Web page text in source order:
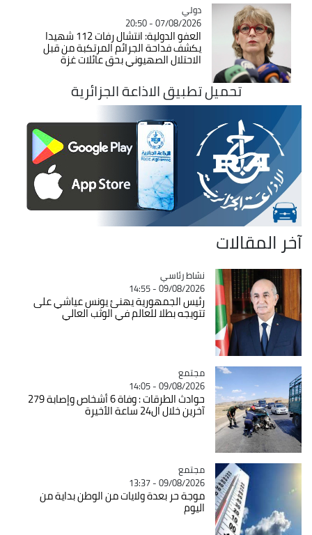
Catégorie
دولي
07/08/2026 - 20:50
العفو الدولية: انتشال رفات 112 شهيدا
يكشف فداحة الجرائم المرتكبة من قبل
الاحتلال الصهيوني بحق عائلات غزة
تحميل تطبيق الاذاعة الجزائرية
آخر المقالات
Catégorie
نشاط رئاسي
09/08/2026 - 14:55
رئيس الجمهورية يهنئ يونس عياشي على
تتويجه بطلا للعالم في الوثب العالي
Catégorie
مجتمع
09/08/2026 - 14:05
حوادث الطرقات : وفاة 6 أشخاص وإصابة 279
آخرين خلال ال24 ساعة الأخيرة
Catégorie
مجتمع
09/08/2026 - 13:37
موجة حر بعدة ولايات من الوطن بداية من
اليوم